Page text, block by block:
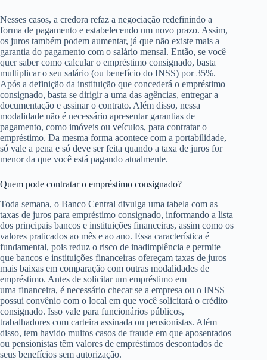
Nesses casos, a credora refaz a negociação redefinindo a
forma de pagamento e estabelecendo um novo prazo. Assim,
os juros também podem aumentar, já que não existe mais a
garantia do pagamento com o salário mensal. Então, se você
quer saber como calcular o empréstimo consignado, basta
multiplicar o seu salário (ou benefício do INSS) por 35%.
Após a definição da instituição que concederá o empréstimo
consignado, basta se dirigir a uma das agências, entregar a
documentação e assinar o contrato. Além disso, nessa
modalidade não é necessário apresentar garantias de
pagamento, como imóveis ou veículos, para contratar o
empréstimo. Da mesma forma acontece com a portabilidade,
só vale a pena e só deve ser feita quando a taxa de juros for
menor da que você está pagando atualmente.
Quem pode contratar o empréstimo consignado?
Toda semana, o Banco Central divulga uma tabela com as
taxas de juros para empréstimo consignado, informando a lista
dos principais bancos e instituições financeiras, assim como os
valores praticados ao mês e ao ano. Essa característica é
fundamental, pois reduz o risco de inadimplência e permite
que bancos e instituições financeiras ofereçam taxas de juros
mais baixas em comparação com outras modalidades de
empréstimo. Antes de solicitar um empréstimo em
uma financeira, é necessário checar se a empresa ou o INSS
possui convênio com o local em que você solicitará o crédito
consignado. Isso vale para funcionários públicos,
trabalhadores com carteira assinada ou pensionistas. Além
disso, tem havido muitos casos de fraude em que aposentados
ou pensionistas têm valores de empréstimos descontados de
seus benefícios sem autorização.